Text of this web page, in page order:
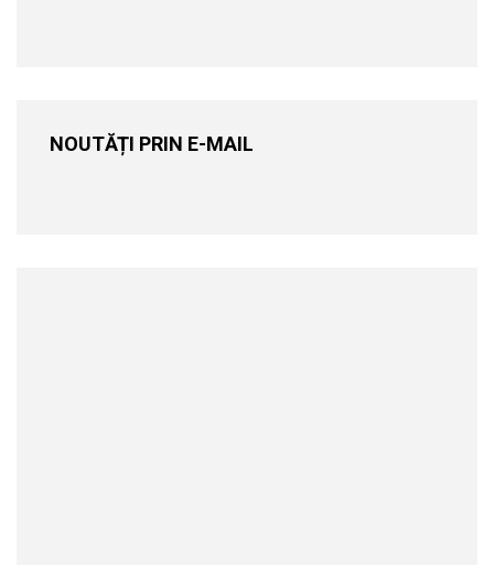
NOUTĂȚI PRIN E-MAIL